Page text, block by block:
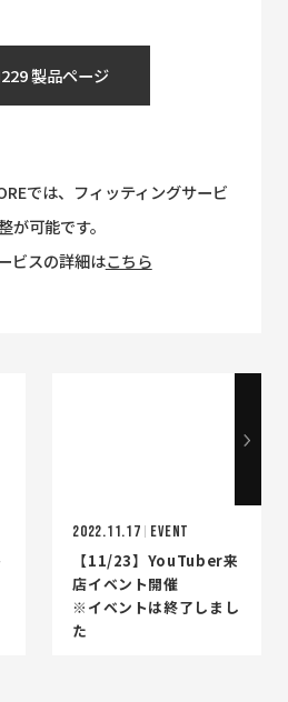
製品ページ
では、フィッティングサービ
が可能です。
ビスの詳細はこちら
2022.11.17 EVENT
【11/23】YouTuber来
店イベント開催
※イベントは終了しまし
た